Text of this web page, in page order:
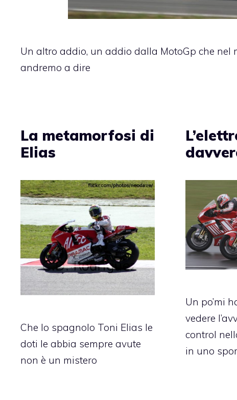
Un altro addio, un addio dalla MotoGp che nel
andremo a dire
La metamorfosi di
Elias
Che lo spagnolo Toni Elias le
doti le abbia sempre avute
non è un mistero
Un po’mi
vedere
control
in uno